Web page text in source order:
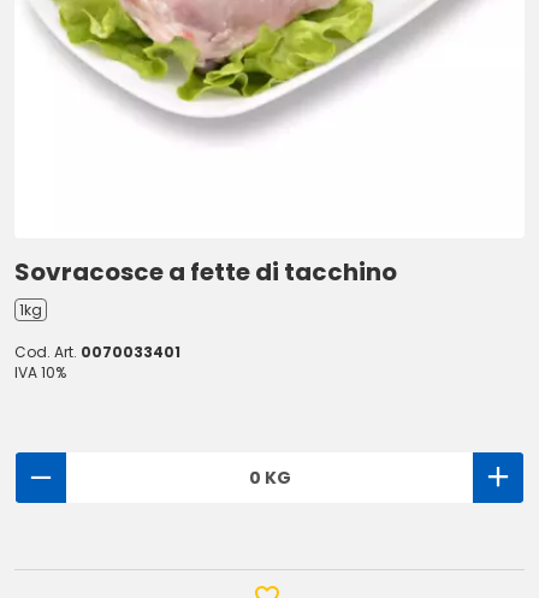
Sovracosce a fette di tacchino
1kg
Cod. Art. 0070033401
IVA 10%
0 KG